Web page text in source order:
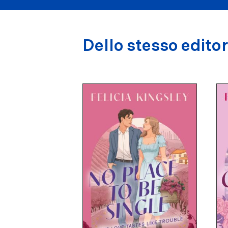
Dello stesso